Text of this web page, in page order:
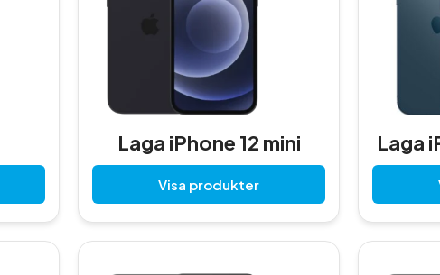
Laga iPhone 12 mini
Visa produkter
Laga